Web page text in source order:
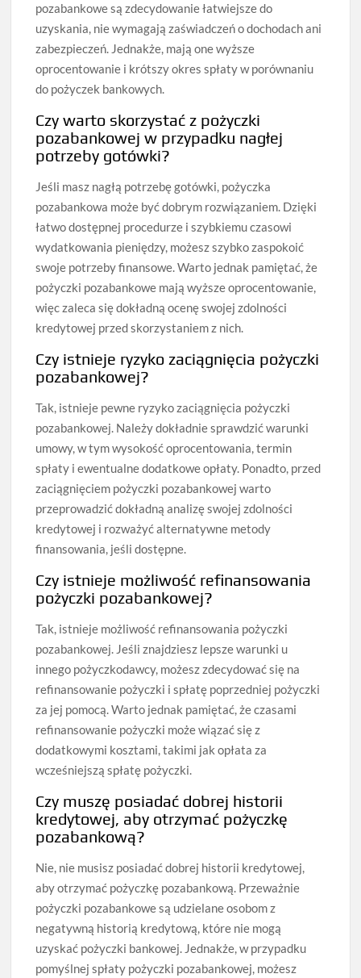
pozabankowe są zdecydowanie łatwiejsze do
uzyskania, nie wymagają zaświadczeń o dochodach ani
zabezpieczeń. Jednakże, mają one wyższe
oprocentowanie i krótszy okres spłaty w porównaniu
do pożyczek bankowych.
Czy warto skorzystać z pożyczki
pozabankowej w przypadku nagłej
potrzeby gotówki?
Jeśli masz nagłą potrzebę gotówki, pożyczka
pozabankowa może być dobrym rozwiązaniem. Dzięki
łatwo dostępnej procedurze i szybkiemu czasowi
wydatkowania pieniędzy, możesz szybko zaspokoić
swoje potrzeby finansowe. Warto jednak pamiętać, że
pożyczki pozabankowe mają wyższe oprocentowanie,
więc zaleca się dokładną ocenę swojej zdolności
kredytowej przed skorzystaniem z nich.
Czy istnieje ryzyko zaciągnięcia pożyczki
pozabankowej?
Tak, istnieje pewne ryzyko zaciągnięcia pożyczki
pozabankowej. Należy dokładnie sprawdzić warunki
umowy, w tym wysokość oprocentowania, termin
spłaty i ewentualne dodatkowe opłaty. Ponadto, przed
zaciągnięciem pożyczki pozabankowej warto
przeprowadzić dokładną analizę swojej zdolności
kredytowej i rozważyć alternatywne metody
finansowania, jeśli dostępne.
Czy istnieje możliwość refinansowania
pożyczki pozabankowej?
Tak, istnieje możliwość refinansowania pożyczki
pozabankowej. Jeśli znajdziesz lepsze warunki u
innego pożyczkodawcy, możesz zdecydować się na
refinansowanie pożyczki i spłatę poprzedniej pożyczki
za jej pomocą. Warto jednak pamiętać, że czasami
refinansowanie pożyczki może wiązać się z
dodatkowymi kosztami, takimi jak opłata za
wcześniejszą spłatę pożyczki.
Czy muszę posiadać dobrej historii
kredytowej, aby otrzymać pożyczkę
pozabankową?
Nie, nie musisz posiadać dobrej historii kredytowej,
aby otrzymać pożyczkę pozabankową. Przeważnie
pożyczki pozabankowe są udzielane osobom z
negatywną historią kredytową, które nie mogą
uzyskać pożyczki bankowej. Jednakże, w przypadku
pomyślnej spłaty pożyczki pozabankowej, możesz